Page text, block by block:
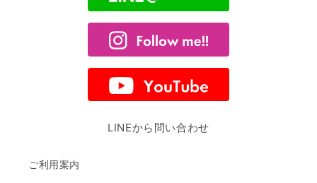
LINEから問い合わせ
ご利用案内